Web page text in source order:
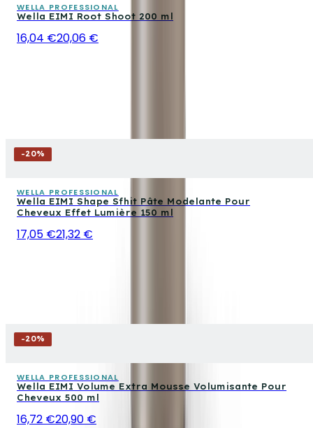
WELLA PROFESSIONAL
Wella EIMI Root Shoot 200 ml
16,04 €20,06 €
-20%
WELLA PROFESSIONAL
Wella EIMI Shape Sfhit Pâte Modelante Pour
Cheveux Effet Lumière 150 ml
17,05 €21,32 €
-20%
WELLA PROFESSIONAL
Wella EIMI Volume Extra Mousse Volumisante Pour
Cheveux 500 ml
16,72 €20,90 €